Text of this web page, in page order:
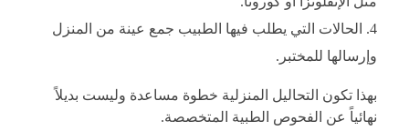
الحالات التي يطلب فيها الطبيب جمع عينة من المنزل
وإرسالها للمختبر.
بهذا تكون التحاليل المنزلية خطوة مساعدة وليست بديلاً
نهائياً عن الفحوص الطبية المتخصصة.